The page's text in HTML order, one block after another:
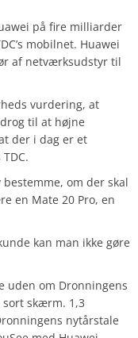
på fire milliarder
mobilnet. Huawei
af netværksudstyr til
vurdering, at
til at højne
der i dag er et
om der skal
en Mate 20 Pro, en
kan man ikke gøre
uden om Dronningens
skærm. 1,3
nytårstale